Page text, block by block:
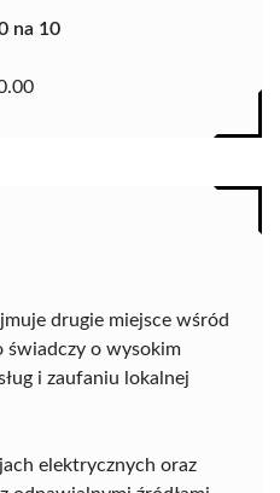
na 10
drugie miejsce wśród
świadczy o wysokim
i zaufaniu lokalnej
elektrycznych oraz